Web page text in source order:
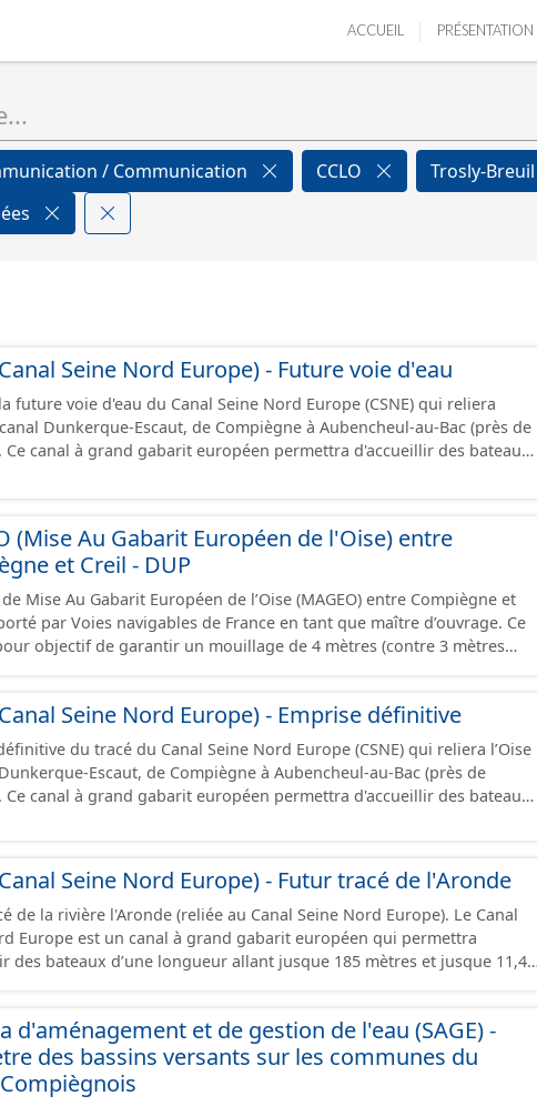
ACCUEIL PRÉSENTATION
/ Communication CCLO Trosly-Breuil
Seine Nord Europe) - Future voie d'eau
future voie d'eau du Canal Seine Nord Europe (CSNE) qui reliera
canal Dunkerque-Escaut, de Compiègne à Aubencheul-au-Bac (près de
Ce canal à grand gabarit européen permettra d'accueillir des bateaux
(Mise Au Gabarit Européen de l'Oise) entre
et Creil - DUP
Mise Au Gabarit Européen de l’Oise (MAGEO) entre Compiègne et
par Voies navigables de France en tant que maître d’ouvrage. Ce
objectif de garantir un mouillage de 4 mètres (contre 3 mètres
sud du canal Seine-Nord Europe, maillon central de la liaison
Escaut. Il s’étend sur 42 kilomètres de linéaire, depuis le pont
jusqu’à l’écluse de Creil, et traverse 22 communes dans le
contient le périmètre de la déclaration
(DUP).
Seine Nord Europe) - Emprise définitive
du tracé du Canal Seine Nord Europe (CSNE) qui reliera l’Oise
Escaut, de Compiègne à Aubencheul-au-Bac (près de
Seine Nord Europe) - Futur tracé de l'Aronde
de la rivière l'Aronde (reliée au Canal Seine Nord Europe). Le Canal
Europe est un canal à grand gabarit européen qui permettra
des bateaux d’une longueur allant jusque 185 mètres et jusque 11,40
à Aubencheul-au-Bac (près de Cambrai).
d'aménagement et de gestion de l'eau (SAGE) -
des bassins versants sur les communes du